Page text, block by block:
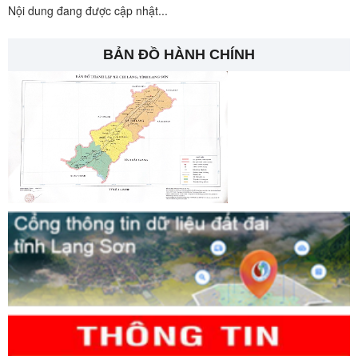
Nội dung đang được cập nhật...
BẢN ĐỒ HÀNH CHÍNH